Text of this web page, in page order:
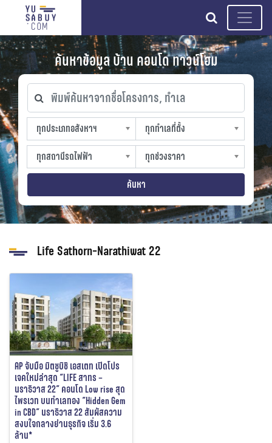
search
ค้นหาข้อมูล บ้าน คอนโด ทาวน์โฮม
พิมพ์ค้นหาจากชื่อโครงการ, ทำเล
ทุกประเภทอสังหาฯ
ทุกประเภทอสังหาฯ
sproperty
ทุกทำเลที่ตั้ง
ทุกทำเลที่ตั้ง
slocation
ทุกสถานีรถไฟฟ้า
ทุกสถานีรถไฟฟ้า
strain-station
ทุกช่วงราคา
ทุกช่วงราคา
sprice
ค้นหา
Life Sathorn-Narathiwat 22
AP จับมือ มิตซูบิชิ เอสเตท เปิดโปร
เจคใหม่ล่าสุด “LIFE สาทร –
นราธิวาส 22” คอนโด Low rise สุด
ไพรเวท บนทำเลทอง “Hidden Gem
in CBD” นราธิวาส 22 สัมผัสความ
สงบใจกลางย่านธุรกิจ เริ่ม 3.6
ล้าน*